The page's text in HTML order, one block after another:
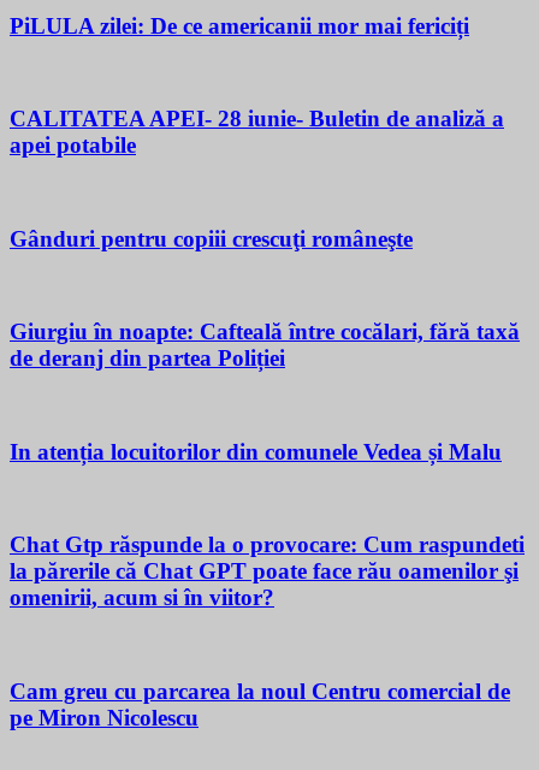
PiLULA zilei: De ce americanii mor mai fericiți
CALITATEA APEI- 28 iunie- Buletin de analiză a
apei potabile
Gânduri pentru copiii crescuţi româneşte
Giurgiu în noapte: Cafteală între cocălari, fără taxă
de deranj din partea Poliției
In atenția locuitorilor din comunele Vedea și Malu
Chat Gtp răspunde la o provocare: Cum raspundeti
la părerile că Chat GPT poate face rău oamenilor şi
omenirii, acum si în viitor?
Cam greu cu parcarea la noul Centru comercial de
pe Miron Nicolescu